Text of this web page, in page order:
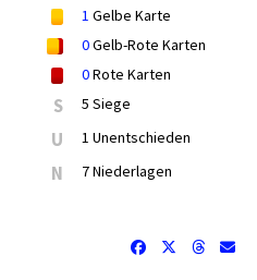
1 Gelbe Karte
0Gelb-Rote Karten
0Rote Karten
S 5 Siege
U 1 Unentschieden
N 7 Niederlagen